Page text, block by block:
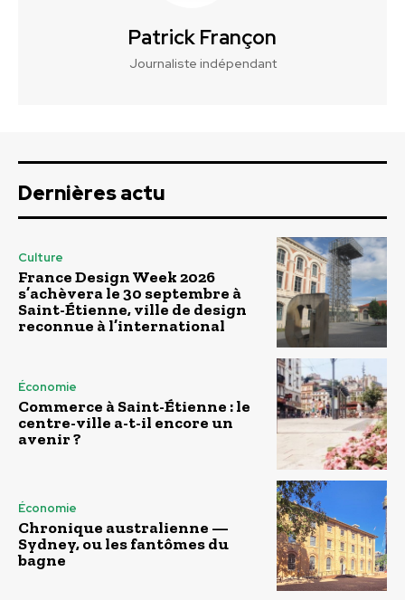
Patrick Françon
Journaliste indépendant
Dernières actu
Culture
France Design Week 2026
s’achèvera le 30 septembre à
Saint-Étienne, ville de design
reconnue à l’international
Économie
Commerce à Saint-Étienne : le
centre-ville a-t-il encore un
avenir ?
Économie
Chronique australienne —
Sydney, ou les fantômes du
bagne